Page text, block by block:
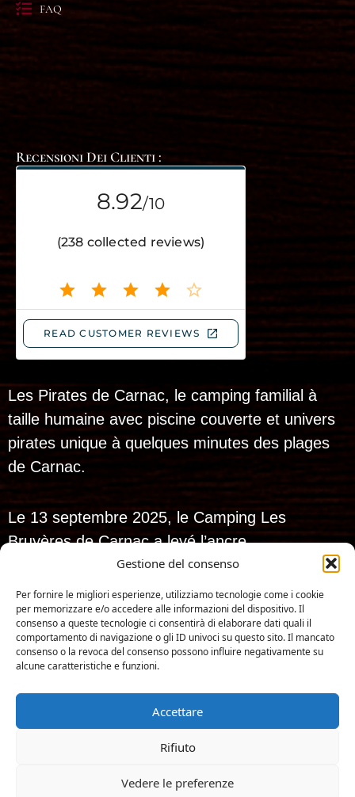
Gestione del consenso
Per fornire le migliori esperienze, utilizziamo tecnologie come i cookie
per memorizzare e/o accedere alle informazioni del dispositivo. Il
consenso a queste tecnologie ci consentirà di elaborare dati quali il
comportamento di navigazione o gli ID univoci su questo sito. Il mancato
consenso o la revoca del consenso possono influire negativamente su
alcune caratteristiche e funzioni.
Accettare
Rifiuto
Vedere le preferenze
Libro
FAQ
Recensioni Dei Clienti :
Les Pirates de Carnac, le camping familial à
taille humaine avec piscine couverte et univers
pirates unique à quelques minutes des plages
de Carnac.
Le 13 septembre 2025, le Camping Les
Bruyères de Carnac a levé l’ancre…
et dès le 10 avril 2026, il a hissé son
nouveau pavillon pour devenir :
Les Pirates de
Carnac
!
Produzione: Iconic-Digital.fr
Accesso al campeggio
Informazioni legali